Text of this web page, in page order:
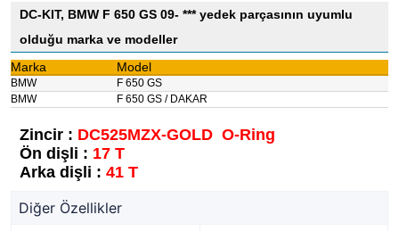
DC-KIT, BMW F 650 GS 09- *** yedek parçasının uyumlu
olduğu marka ve modeller
Marka
Model
BMW
F 650 GS
BMW
F 650 GS / DAKAR
Zincir : DC525MZX-GOLD O-Ring
Ön dişli : 17 T
Arka dişli : 41 T
Diğer Özellikler